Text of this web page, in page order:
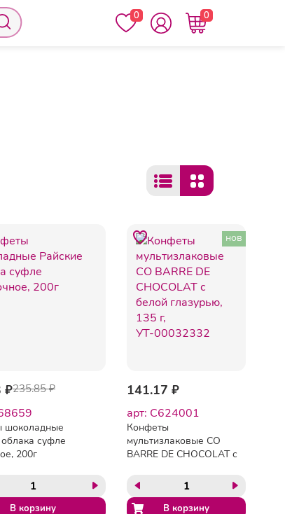
0 0
конфеты в коробках
₽235.85 ₽
шоколадные
суфле
200г
нов
141.17 ₽
арт: C624001
Конфеты
мультизлаковые CO
BARRE DE CHOCOLAT с
УТ-00032332